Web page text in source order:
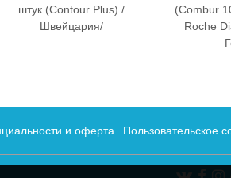
штук (Contour Plus) /
Швейцария/
(Combur
Roche
и оферта Пользовательское